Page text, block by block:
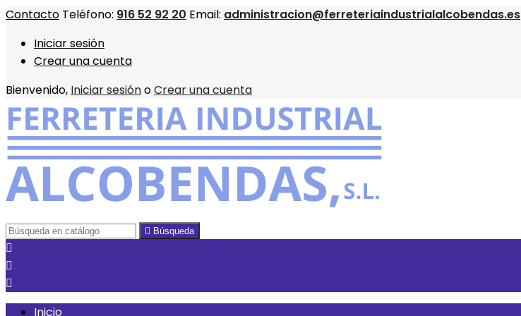
Contacto Teléfono: 916 52 92 20 Email: administracion@ferreteriaindustrialalcobendas.es
Iniciar sesión
Crear una cuenta
Bienvenido, Iniciar sesiónoCrear una cuenta
 Búsqueda



Inicio